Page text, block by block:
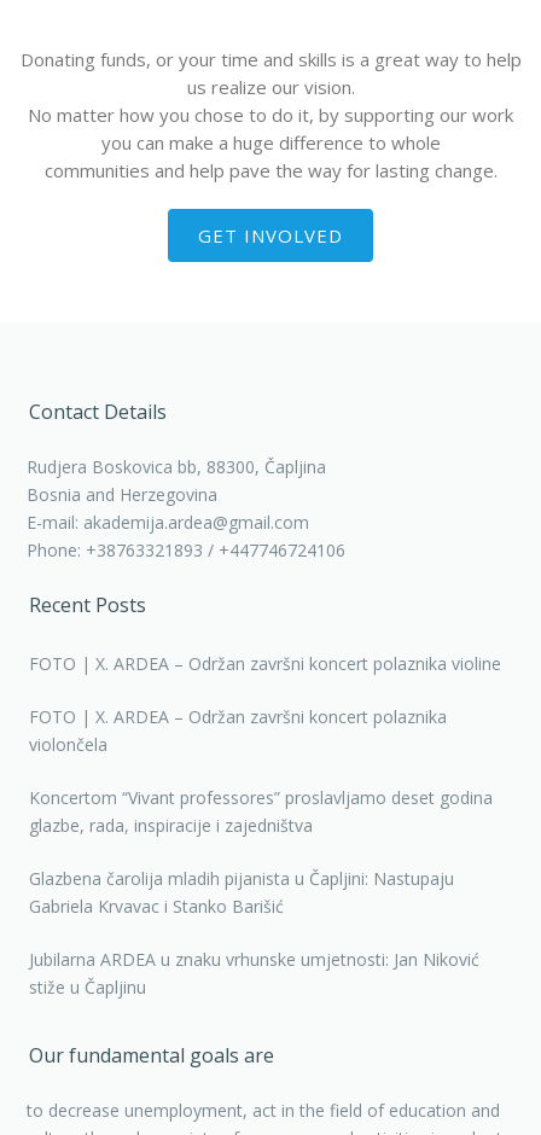
Donating funds, or your time and skills is a great way to help
us realize our vision.
No matter how you chose to do it, by supporting our work
you can make a huge difference to whole
communities and help pave the way for lasting change.
GET INVOLVED
Contact Details
Rudjera Boskovica bb, 88300, Čapljina
Bosnia and Herzegovina
E-mail: akademija.ardea@gmail.com
Phone: +38763321893 / +447746724106
Recent Posts
FOTO | X. ARDEA – Održan završni koncert polaznika violine
FOTO | X. ARDEA – Održan završni koncert polaznika
violončela
Koncertom “Vivant professores” proslavljamo deset godina
glazbe, rada, inspiracije i zajedništva
Glazbena čarolija mladih pijanista u Čapljini: Nastupaju
Gabriela Krvavac i Stanko Barišić
Jubilarna ARDEA u znaku vrhunske umjetnosti: Jan Niković
stiže u Čapljinu
Our fundamental goals are
to decrease unemployment, act in the field of education and